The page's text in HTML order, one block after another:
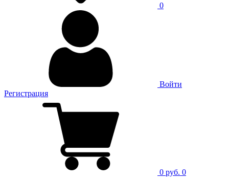
0
Войти
Регистрация
0 руб. 0